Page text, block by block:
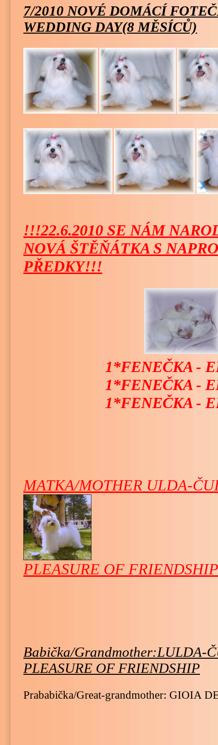
7/2010 NOVÉ DOMÁCÍ
WEDDING DAY(8 MĚSÍCŮ)
!!!22.6.2010 SE NÁM
NOVÁ ŠTĚŇÁTKA S
PŘEDKY!!!
1*FENEČKA -
1*FENEČKA -
1*FENEČKA -
MATKA/MOTHER ULDA-
PLEASURE OF FRIENDSHIP
Babička/Grandmother:LULDA-
PLEASURE OF FRIENDSHIP
Prababička/Great-grandmother: GIOIA